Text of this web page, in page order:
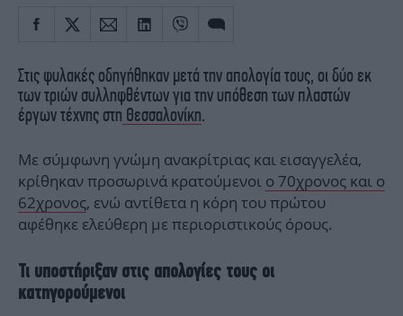
Στις φυλακές οδηγήθηκαν μετά την απολογία τους, οι δύο εκ
των τριών συλληφθέντων για την υπόθεση των πλαστών
έργων τέχνης στη Θεσσαλονίκη.
Με σύμφωνη γνώμη ανακρίτριας και εισαγγελέα,
κρίθηκαν προσωρινά κρατούμενοι ο 70χρονος και ο
62χρονος, ενώ αντίθετα η κόρη του πρώτου
αφέθηκε ελεύθερη με περιοριστικούς όρους.
Τι υποστήριξαν στις απολογίες τους οι
κατηγορούμενοι